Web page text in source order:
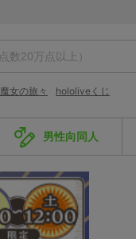
魔女の旅々 hololiveくじ
男性向同人